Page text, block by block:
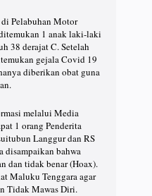
Pelabuhan Motor
1 anak laki-laki
38 derajat C. Setelah
gejala Covid 19
diberikan obat guna
melalui Media
1 orang Penderita
Langgur dan RS
disampaikan bahwa
dan tidak benar (Hoax).
Maluku Tenggara agar
Tidak Mawas Diri.